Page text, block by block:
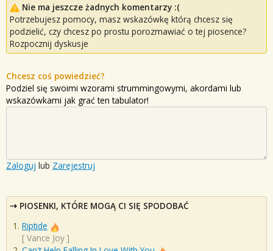
Nie ma jeszcze żadnych komentarzy :(
Potrzebujesz pomocy, masz wskazówkę którą chcesz się
podzielić, czy chcesz po prostu porozmawiać o tej piosence?
Rozpocznij dyskusje
Chcesz coś powiedzieć?
Podziel się swoimi wzorami strummingowymi, akordami lub
wskazówkami jak grać ten tabulator!
Zaloguj lub Zarejestruj
PIOSENKI, KTÓRE MOGĄ CI SIĘ SPODOBAĆ
Riptide
[ Vance Joy ]